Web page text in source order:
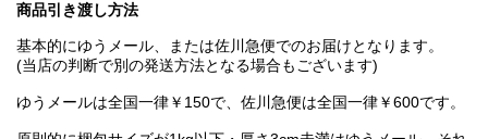
商品引き渡し方法
基本的にゆうメール、または佐川急便でのお届けとなります。
(当店の判断で別の発送方法となる場合もございます)
ゆうメールは全国一律￥150で、佐川急便は全国一律￥600です。